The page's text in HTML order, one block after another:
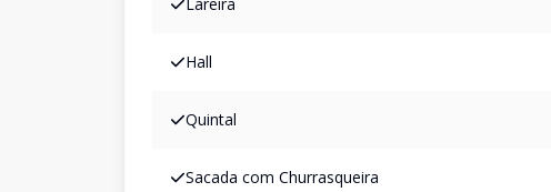
Hall
Quintal
Sacada com Churrasqueira